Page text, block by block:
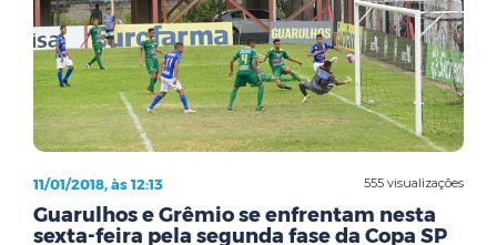
555 visualizações
11/01/2018, às 12:13
Guarulhos e Grêmio se enfrentam nesta
sexta-feira pela segunda fase da Copa SP